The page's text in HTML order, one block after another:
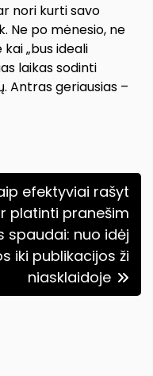
nori kurti savo
Ne po mėnesio, ne
„bus ideali
laikas sodinti
Antras geriausias –
efektyviai rašyt
platinti pranešim
spaudai: nuo idėj
iki publikacijos ži
niasklaidoje